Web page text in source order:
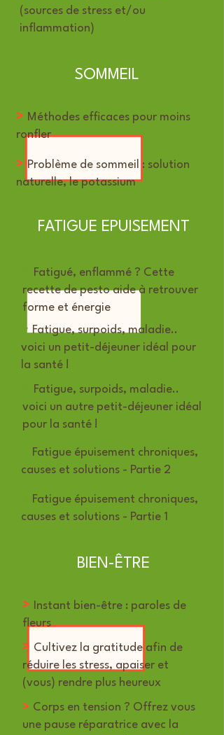
(sources de stress et/ou
inflammation)
> Problème de sommeil : solution
naturelle, le potassium
> Méthodes efficaces pour moins
ronfler
SOMMEIL
Fatigué, enflammé ? Cette
recette de pesto aide à retrouver
forme et énergie
FATIGUE EPUISEMENT
> Fatigue, surpoids, maladie..
voici un petit-déjeuner idéal pour
la santé !
Fatigue, surpoids, maladie..
voici un autre petit-déjeuner idéal
pour la santé !
Fatigue épuisement chroniques,
causes et solutions - Partie 2
Fatigue épuisement chroniques,
causes et solutions - Partie 1
BIEN-ÊTRE
> Corps en tension ? Offrez vous
une pause réparatrice avec la
> Cultivez la gratitude afin de
réduire les stress, apaiser et
(vous) rendre plus heureux
>
Instant bien-être : paroles de
fleurs